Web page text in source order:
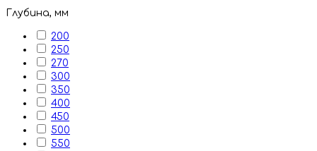
Глубина, мм
200
250
270
300
350
400
450
500
550